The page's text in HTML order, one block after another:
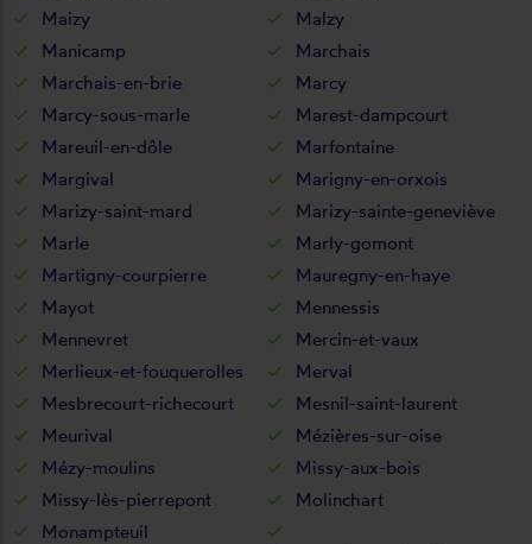
Maizy
Malzy
Manicamp
Marchais
Marchais-en-brie
Marcy
Marcy-sous-marle
Marest-dampcourt
Mareuil-en-dôle
Marfontaine
Margival
Marigny-en-orxois
Marizy-saint-mard
Marizy-sainte-geneviève
Marle
Marly-gomont
Martigny-courpierre
Mauregny-en-haye
Mayot
Mennessis
Mennevret
Mercin-et-vaux
Merlieux-et-fouquerolles
Merval
Mesbrecourt-richecourt
Mesnil-saint-laurent
Meurival
Mézières-sur-oise
Mézy-moulins
Missy-aux-bois
Missy-lès-pierrepont
Molinchart
Monampteuil